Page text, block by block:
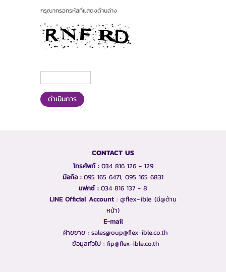
กรุณากรอกรหัสที่แสดงด้านล่าง
ดำเนินการ
CONTACT US
โทรศัพท์ :034 816 126 - 129
มือถือ :095 165 6471, 095 165 6831
แฟกซ์ :034 816 137 - 8
LINE Official Account​ : @flex-ible (มี@ด้าน
หน้า)
E-mail
ฝ่ายขาย : salesgroup@flex-ible.co.th
ข้อมูลทั่วไป : fip@flex-ible.co.th